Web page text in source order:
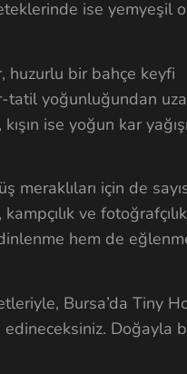
ise yemyeşil
huzurlu bir bahçe keyfi
tatil yoğunluğundan
ise yoğun kar
için de
ve
hem de
Bursa’da Tiny
Doğayla